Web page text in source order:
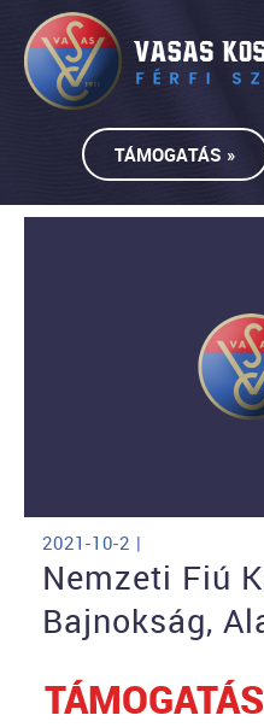
TÁMOGATÁS »
2021-10-2 |
Nemzeti Fiú
Bajnokság,
TÁMOGATÁS